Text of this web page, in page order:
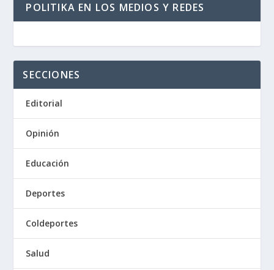
POLITIKA EN LOS MEDIOS Y REDES
SECCIONES
Editorial
Opinión
Educación
Deportes
Coldeportes
Salud